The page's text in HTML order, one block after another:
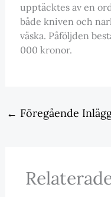
upptäcktes av en
både kniven och
väska. Påföljden
000 kronor.
← Föregående